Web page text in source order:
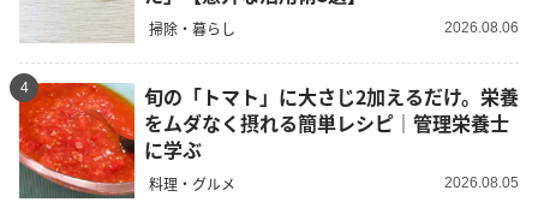
掃除・暮らし 2026.08.06
4
旬の「トマト」に大さじ2加えるだけ。栄養
をムダなく摂れる簡単レシピ｜管理栄養士
に学ぶ
料理・グルメ 2026.08.05